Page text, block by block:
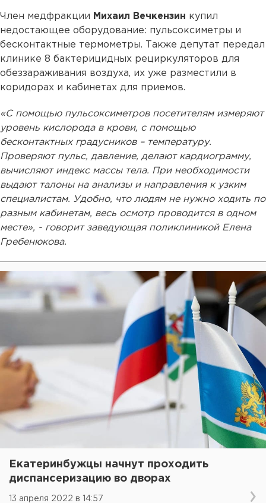
Член медфракции Михаил Вечкензин купил
недостающее оборудование: пульсоксиметры и
бесконтактные термометры. Также депутат передал
клинике 8 бактерицидных рециркуляторов для
обеззараживания воздуха, их уже разместили в
коридорах и кабинетах для приемов.
«С помощью пульсоксиметров посетителям измеряют
уровень кислорода в крови, с помощью
бесконтактных градусников – температуру.
Проверяют пульс, давление, делают кардиограмму,
вычисляют индекс массы тела. При необходимости
выдают талоны на анализы и направления к узким
специалистам. Удобно, что людям не нужно ходить по
разным кабинетам, весь осмотр проводится в одном
месте», - говорит заведующая поликлиникой Елена
Гребенюкова.
Екатеринбужцы начнут проходить
диспансеризацию во дворах
13 апреля 2022 в 14:57